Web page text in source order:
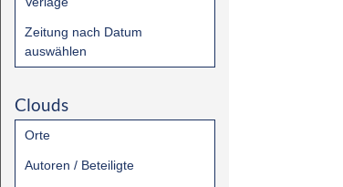
Zeitung nach Datum
auswählen
Clouds
Orte
Autoren / Beteiligte